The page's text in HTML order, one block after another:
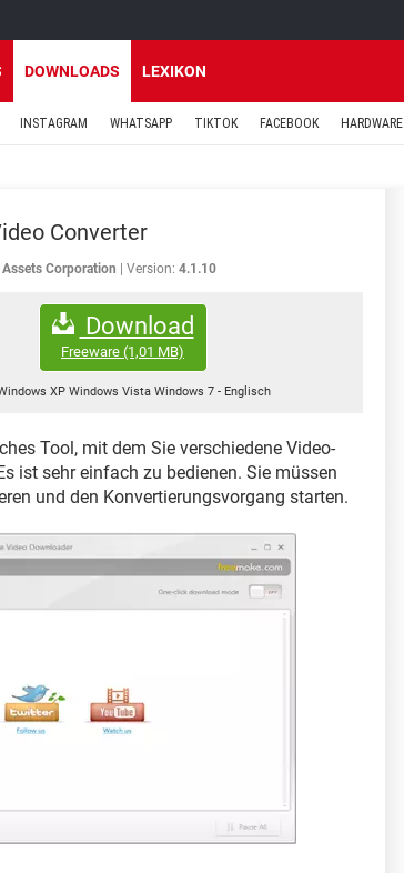
DOWNLOADS LEXIKON
INSTAGRAM WHATSAPP TIKTOK FACEBOOK HARDWARE
Converter
Assets Corporation Version: 4.1.10
Download
Freeware (1,01 MB)
XP Windows Vista Windows 7- Englisch
Tool, mit dem Sie verschiedene Video-
ist sehr einfach zu bedienen. Sie müssen
und den Konvertierungsvorgang starten.